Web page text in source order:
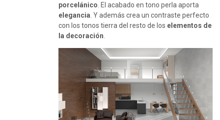
porcelánico . El acabado en tono perla aporta
elegancia . Y además crea un contraste perfecto
con los tonos tierra del resto de los elementos de
la decoración